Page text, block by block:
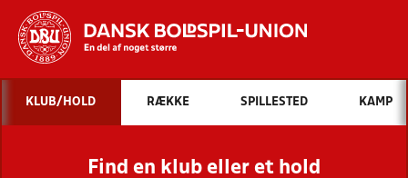
Hvad vil du søge efter?
INDHOLD OG NYHEDER
STILLINGER, RESULTATER, KLUBBER OG
KLUB/HOLD RÆKKE SPILLESTED KAMP
Find en klub eller et hold